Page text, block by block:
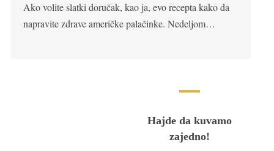
Ako volite slatki doručak, kao ja, evo recepta kako da
napravite zdrave američke palačinke. Nedeljom…
Hajde da kuvamo
zajedno!